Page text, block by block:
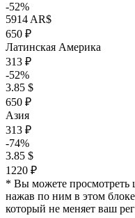
-52%
5914 AR$
650 ₽
Латинская Америка
313 ₽
-52%
3.85 $
650 ₽
Азия
313 ₽
-74%
3.85 $
1220 ₽
* Вы можете просмотреть
нажав по ним в этом
который не меняет ваш